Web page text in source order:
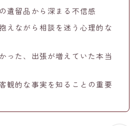
遺留品から深まる不信感
えながら相談を迷う心理的な
った、出張が増えていた本当
観的な事実を知ることの重要